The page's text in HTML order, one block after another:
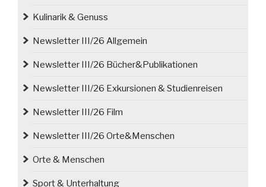
Kulinarik & Genuss
Newsletter III/26 Allgemein
Newsletter III/26 Bücher&Publikationen
Newsletter III/26 Exkursionen & Studienreisen
Newsletter III/26 Film
Newsletter III/26 Orte&Menschen
Orte & Menschen
Sport & Unterhaltung